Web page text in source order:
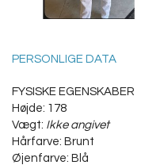
PERSONLIGE DATA
FYSISKE EGENSKABER
Højde: 178
Vægt: Ikke angivet
Hårfarve: Brunt
Øjenfarve: Blå